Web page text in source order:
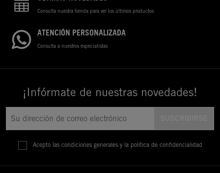
Consulta nuestra tienda para ver los últimos productos
ATENCIÓN PERSONALIZADA
Consulta a nuestros especialistas
¡Infórmate de nuestras novedades!
Acepto las condiciones generales y la política de confidencialidad